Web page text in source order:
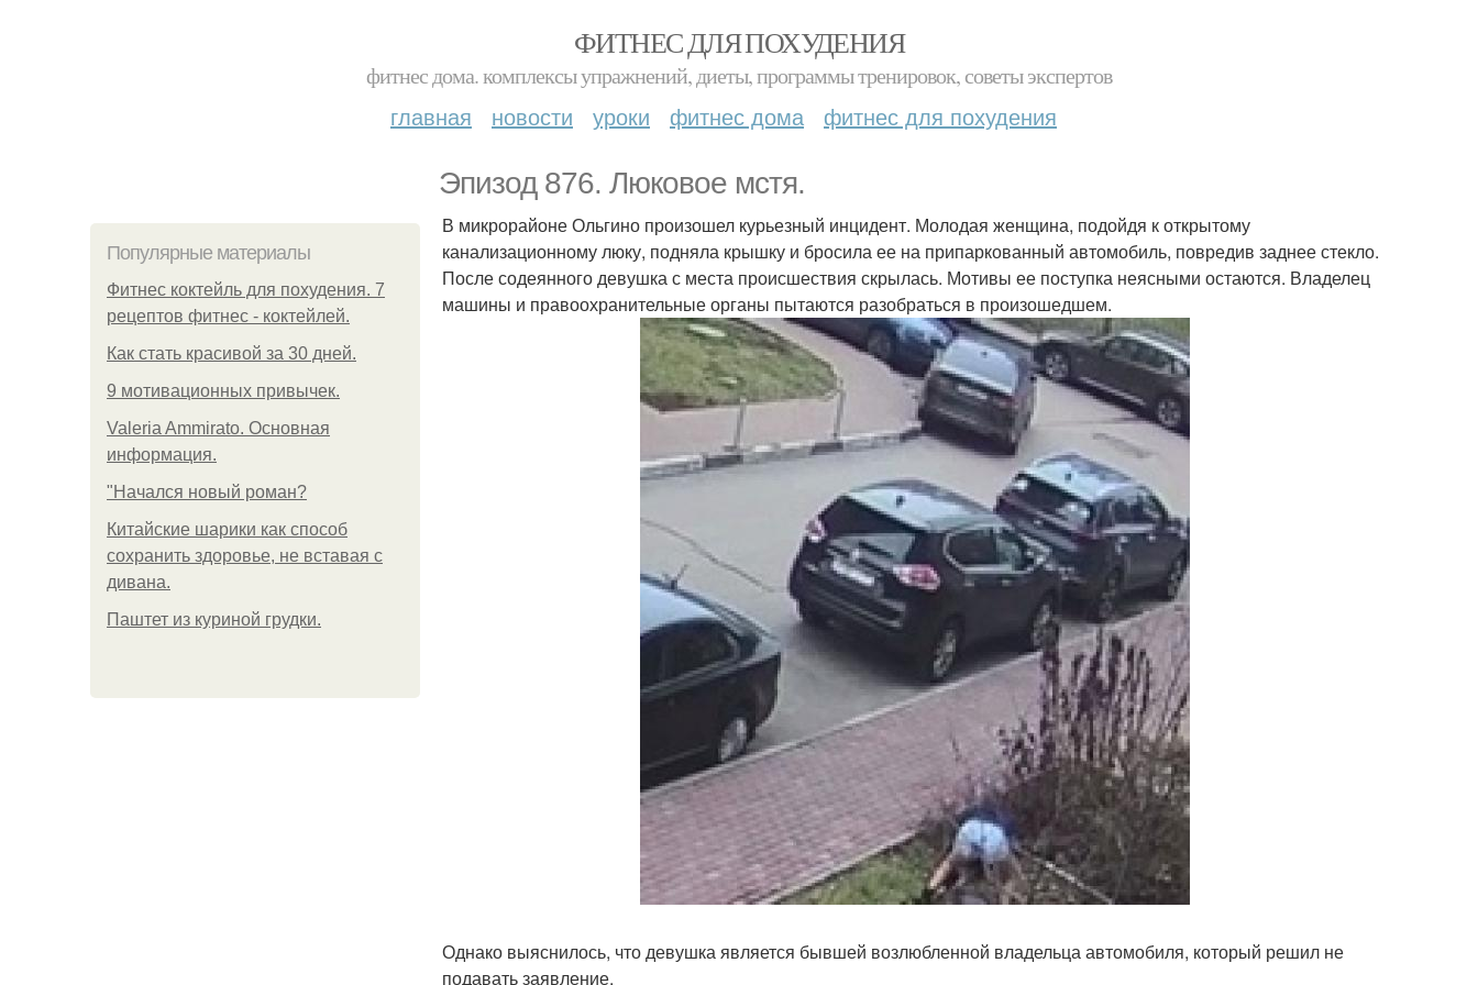
ФИТНЕС ДЛЯ ПОХУДЕНИЯ
фитнес дома. комплексы упражнений, диеты, программы тренировок, советы экспертов
главная новости уроки фитнес дома фитнес для похудения
Эпизод 876. Люковое мстя.
Популярные материалы
Фитнес коктейль для похудения. 7
рецептов фитнес - коктейлей.
Как стать красивой за 30 дней.
9 мотивационных привычек.
Valeria Ammirato. Основная
информация.
"Начался новый роман?
Китайские шарики как способ
сохранить здоровье, не вставая с
дивана.
Паштет из куриной грудки.
В микрорайоне Ольгино произошел курьезный инцидент. Молодая женщина, подойдя к открытому
канализационному люку, подняла крышку и бросила ее на припаркованный автомобиль, повредив заднее стекло.
После содеянного девушка с места происшествия скрылась. Мотивы ее поступка неясными остаются. Владелец
машины и правоохранительные органы пытаются разобраться в произошедшем.
Однако выяснилось, что девушка является бывшей возлюбленной владельца автомобиля, который решил не
подавать заявление.